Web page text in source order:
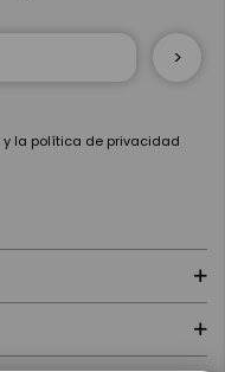
y la política de privacidad